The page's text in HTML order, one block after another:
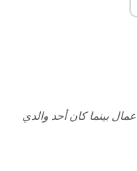
بينما كان أحد والدي